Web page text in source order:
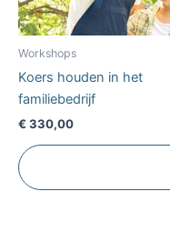
Workshops
Koers houden in het
familiebedrijf
€ 330,00